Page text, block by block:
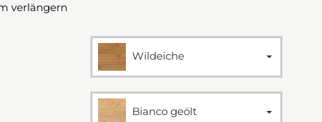
verlängern
Wildeiche
Bianco geölt